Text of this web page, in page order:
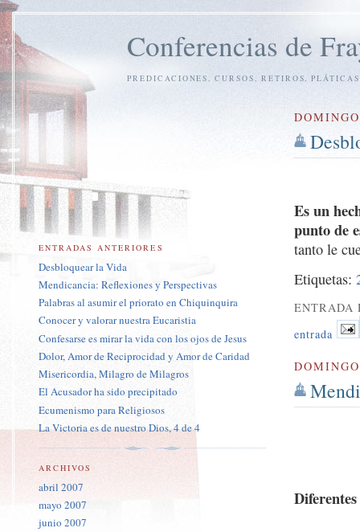
Conferencias de
PREDICACIONES, CURSOS, RETIROS,
Es un
punto de
tanto le
Etiquetas:
ENTRADA
entrada
ENTRADAS ANTERIORES
Desbloquear la Vida
Mendicancia: Reflexiones y Perspectivas
Palabras al asumir el priorato en Chiquinquira
Conocer y valorar nuestra Eucaristia
Confesarse es mirar la vida con los ojos de Jesus
Dolor, Amor de Reciprocidad y Amor de Caridad
Misericordia, Milagro de Milagros
El Acusador ha sido precipitado
Ecumenismo para Religiosos
La Victoria es de nuestro Dios, 4 de 4
ARCHIVOS
abril 2007
mayo 2007
junio 2007